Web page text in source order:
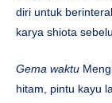
diri untuk
karya shiota
Gema waktu
hitam, pintu kayu